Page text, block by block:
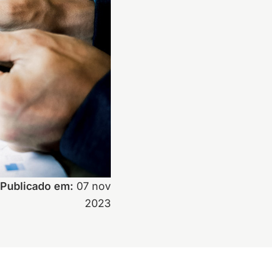
Publicado em: 07 nov
2023